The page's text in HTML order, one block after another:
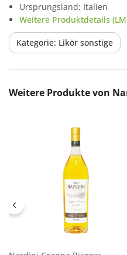
Ursprungsland: Italien
Weitere Produktdetails
Kategorie: Likör sonstige
Produktgalerie überspringen
Weitere Produkte von